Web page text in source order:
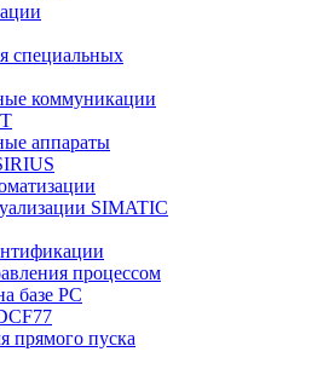
специальных
коммуникации
аппараты
SIMATIC
процессом
базе РС
прямого пуска